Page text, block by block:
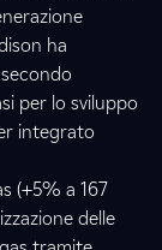
ha
per lo sviluppo
integrato
(+5% a 167
delle